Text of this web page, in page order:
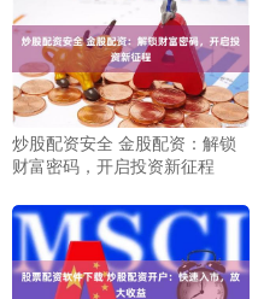
炒股配资安全 金股配资：解锁
财富密码，开启投资新征程